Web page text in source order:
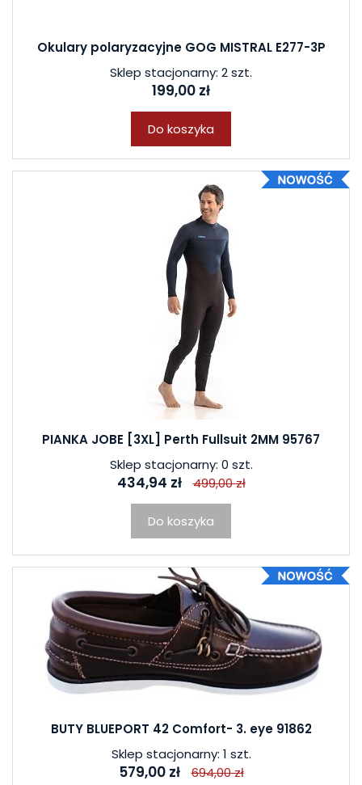
Okulary polaryzacyjne GOG MISTRAL E277-3P
Sklep stacjonarny: 2 szt.
199,00 zł
Do koszyka
PIANKA JOBE [3XL] Perth Fullsuit 2MM 95767
Sklep stacjonarny: 0 szt.
434,94 zł 499,00 zł
Do koszyka
BUTY BLUEPORT 42 Comfort- 3. eye 91862
Sklep stacjonarny: 1 szt.
579,00 zł 694,00 zł